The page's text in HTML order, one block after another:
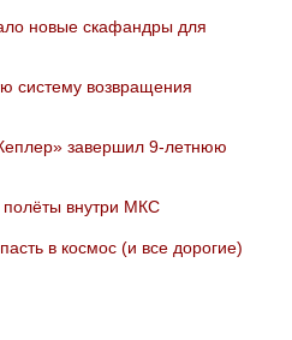
новые скафандры для
систему возвращения
завершил 9-летнюю
внутри МКС
в космос (и все дорогие)